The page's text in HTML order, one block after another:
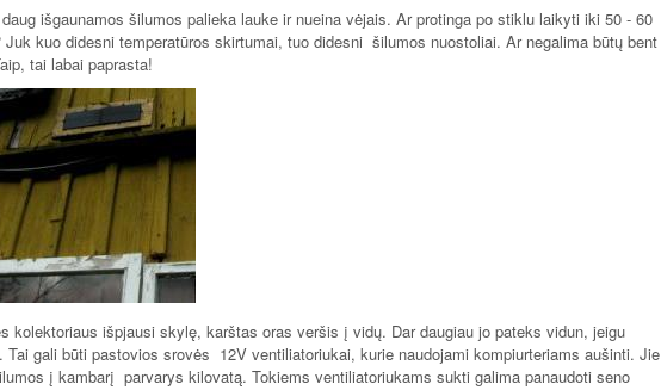
išgaunamos šilumos palieka lauke ir nueina vėjais. Ar protinga po stiklu laikyti iki 50 - 60
kuo didesni temperatūros skirtumai, tuo didesni šilumos nuostoliai. Ar negalima būtų bent
tai labai paprasta!
kolektoriaus išpjausi skylę, karštas oras veršis į vidų. Dar daugiau jo pateks vidun, jeigu
gali būti pastovios srovės 12V ventiliatoriukai, kurie naudojami kompiurteriams aušinti. Jie
į kambarį parvarys kilovatą. Tokiems ventiliatoriukams sukti galima panaudoti seno